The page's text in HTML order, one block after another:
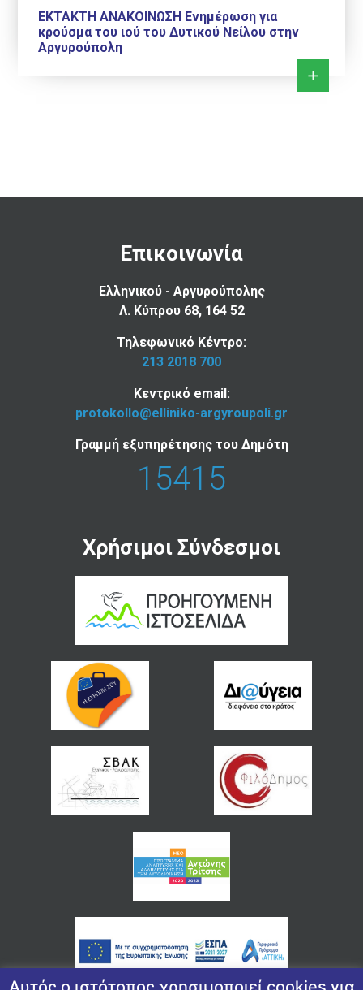
ΕΚΤΑΚΤΗ ΑΝΑΚΟΙΝΩΣΗ Ενημέρωση για
κρούσμα του ιού του Δυτικού Νείλου στην
Αργυρούπολη
Επικοινωνία
Ελληνικού - Αργυρούπολης
Λ. Κύπρου 68, 164 52
Τηλεφωνικό Κέντρο:
213 2018 700
Κεντρικό email:
protokollo@elliniko-argyroupoli.gr
Γραμμή εξυπηρέτησης του Δημότη
15415
Χρήσιμοι Σύνδεσμοι